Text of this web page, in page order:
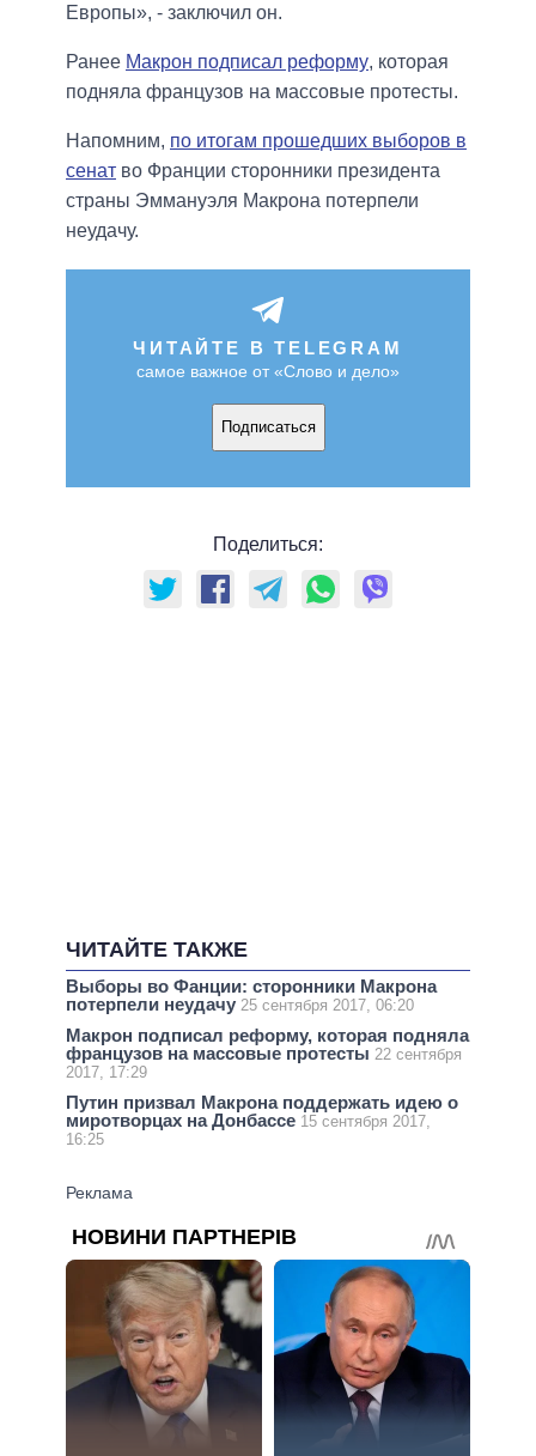
Европы», - заключил он.
Ранее Макрон подписал реформу, которая
подняла французов на массовые протесты.
Напомним, по итогам прошедших выборов в
сенат во Франции сторонники президента
страны Эммануэля Макрона потерпели
неудачу.
ЧИТАЙТЕ В TELEGRAM
самое важное от «Слово и дело»
Подписаться
Поделиться:
ЧИТАЙТЕ ТАКЖЕ
Выборы во Фанции: сторонники Макрона
потерпели неудачу 25 сентября 2017, 06:20
Макрон подписал реформу, которая подняла
французов на массовые протесты 22 сентября
2017, 17:29
Путин призвал Макрона поддержать идею о
миротворцах на Донбассе 15 сентября 2017,
16:25